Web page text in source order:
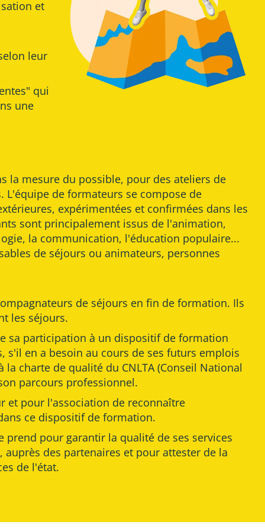
et
leur
qui
une
la mesure du possible, pour des ateliers de
L'équipe de formateurs se compose de
expérimentées et confirmées dans les
sont principalement issus de l'animation,
la communication, l'éducation populaire...
de séjours ou animateurs, personnes
de séjours en fin de formation. Ils
les séjours.
sa participation à un dispositif de formation
en a besoin au cours de ses futurs emplois
charte de qualité du CNLTA (Conseil National
parcours professionnel.
et pour l'association de reconnaître
ce dispositif de formation.
prend pour garantir la qualité de ses services
des partenaires et pour attester de la
de l'état.